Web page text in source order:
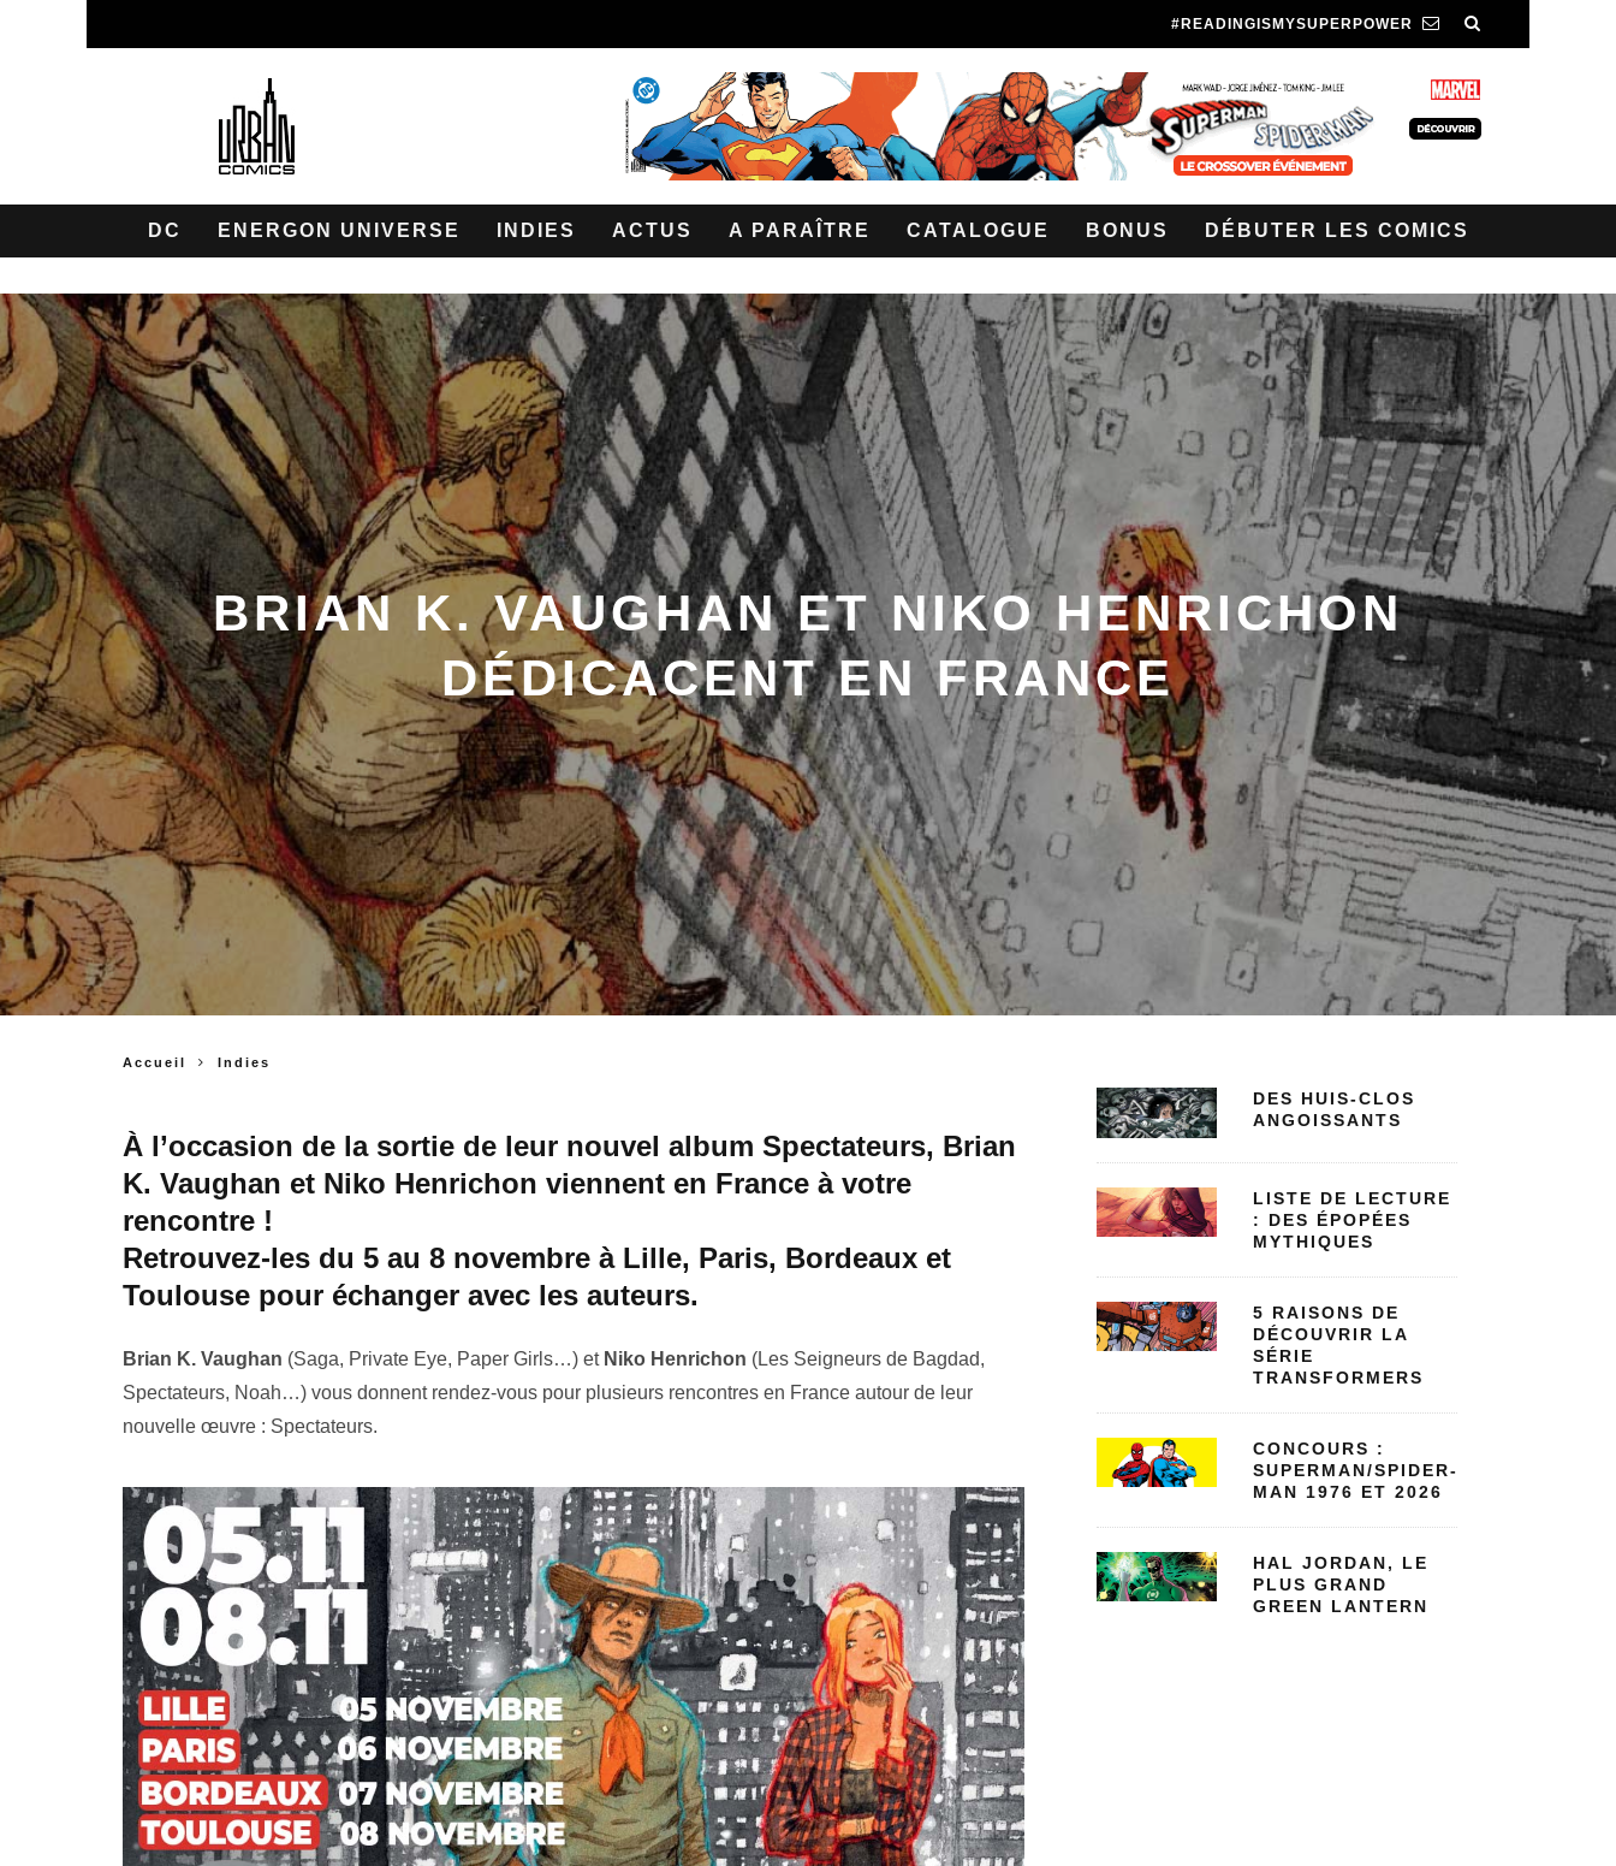
#READINGISMYSUPERPOWER
DC ENERGON UNIVERSE INDIES ACTUS A PARAÎTRE CATALOGUE BONUS DÉBUTER LES COMICS
BRIAN K. VAUGHAN ET NIKO HENRICHON
DÉDICACENT EN FRANCE
Accueil Indies
À l’occasion de la sortie de leur nouvel album Spectateurs, Brian
K. Vaughan et Niko Henrichon viennent en France à votre
rencontre !
Retrouvez-les du 5 au 8 novembre à Lille, Paris, Bordeaux et
Toulouse pour échanger avec les auteurs.
Brian K. Vaughan (Saga, Private Eye, Paper Girls…) et Niko Henrichon (Les Seigneurs de Bagdad,
Spectateurs, Noah…) vous donnent rendez-vous pour plusieurs rencontres en France autour de leur
nouvelle œuvre : Spectateurs.
DES HUIS-CLOS
ANGOISSANTS
LISTE DE LECTURE
: DES ÉPOPÉES
MYTHIQUES
5 RAISONS DE
DÉCOUVRIR LA
SÉRIE
TRANSFORMERS
CONCOURS :
SUPERMAN/SPIDER-
MAN 1976 ET 2026
HAL JORDAN, LE
PLUS GRAND
GREEN LANTERN